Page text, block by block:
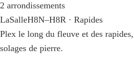
2 arrondissements
LaSalleH8N–H8R · Rapides
Plex le long du fleuve et des
solages de pierre.